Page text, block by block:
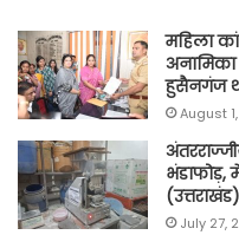
महिला
हुसैनगंज
August
भंडाफोड़,
July 27,